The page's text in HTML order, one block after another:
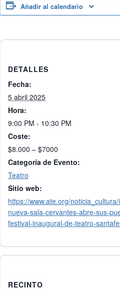
Añadir al calendario
DETALLES
Fecha:
5 abril 2025
Hora:
9:00 PM - 10:30 PM
Coste:
$8.000 – $7000
Categoría de Evento:
Teatro
Sitio web:
https://www.ate.org/
nueva-sala-cervantes-abre-sus-
festival-inaugural-de-teatro-
RECINTO